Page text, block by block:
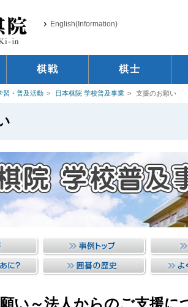
English(Information)
棋戦 棋士
習・普及活動 日本棋院 学校普及事業 支援のお願い